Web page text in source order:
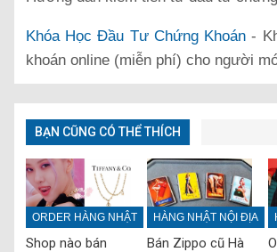
Khóa Học Đầu Tư Chứng Khoán -
khoán online (miễn phí) cho người
BẠN CŨNG CÓ THỂ THÍCH
ORDER HÀNG NHẬT
Shop nào bán
HÀNG NHẬT NỘI ĐỊA
Bán Zippo cũ Hà